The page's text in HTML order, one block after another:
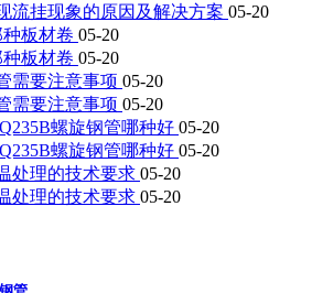
流挂现象的原因及解决方案 05-20
板材卷 05-20
板材卷 05-20
需要注意事项 05-20
需要注意事项 05-20
螺旋钢管哪种好 05-20
螺旋钢管哪种好 05-20
处理的技术要求 05-20
处理的技术要求 05-20